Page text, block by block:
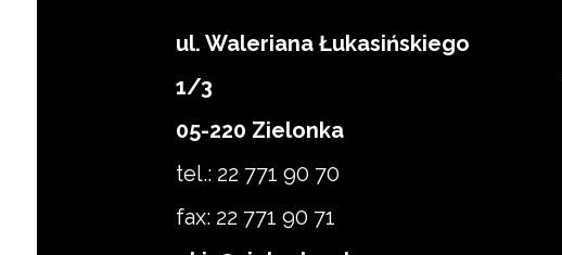
ul. Waleriana Łukasińskiego
1/3
05-220 Zielonka
tel.: 22 771 90 70
fax: 22 771 90 71